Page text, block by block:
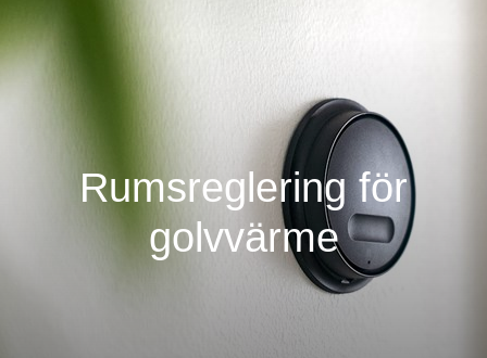
Rumsreglering för
golvvärme